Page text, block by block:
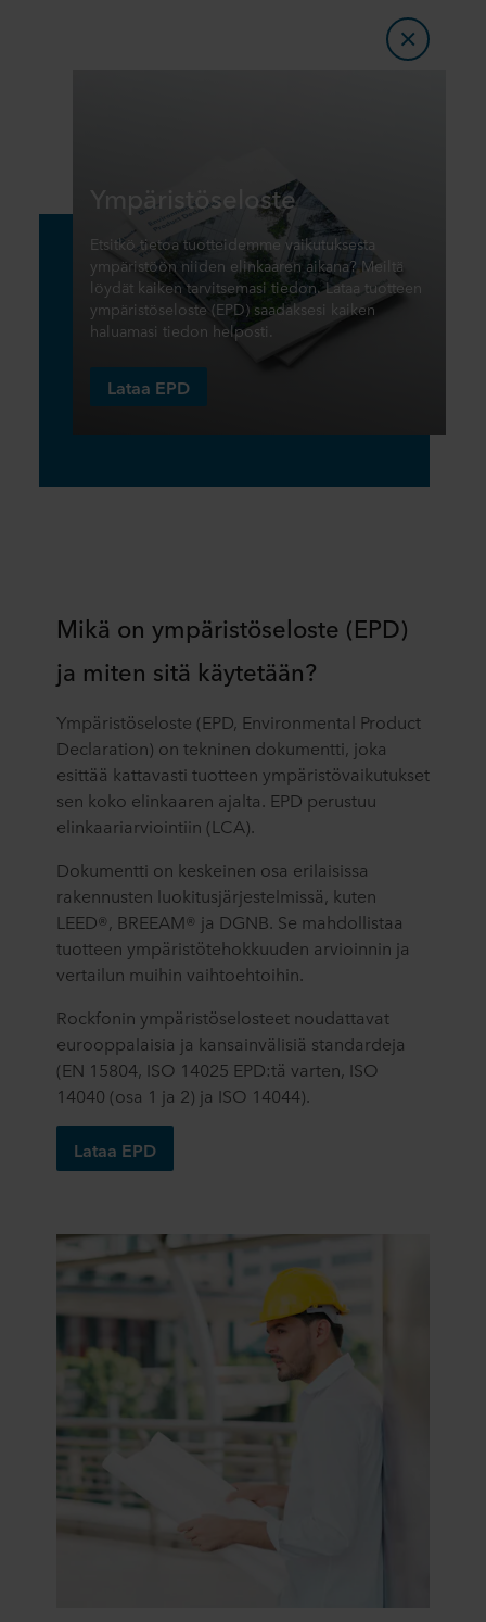
Ympäristöseloste
Etsitkö tietoa tuotteidemme vaikutuksesta
ympäristöön niiden elinkaaren aikana? Meiltä
löydät kaiken tarvitsemasi tiedon. Lataa tuotteen
ympäristöseloste (EPD) saadaksesi kaiken
haluamasi tiedon helposti.
Lataa EPD
Mikä on ympäristöseloste (EPD)
ja miten sitä käytetään?
Ympäristöseloste (EPD, Environmental Product
Declaration) on tekninen dokumentti, joka
esittää kattavasti tuotteen ympäristövaikutukset
sen koko elinkaaren ajalta. EPD perustuu
elinkaariarviointiin (LCA).
Dokumentti on keskeinen osa erilaisissa
rakennusten luokitusjärjestelmissä, kuten
LEED®, BREEAM® ja DGNB. Se mahdollistaa
tuotteen ympäristötehokkuuden arvioinnin ja
vertailun muihin vaihtoehtoihin.
Rockfonin ympäristöselosteet noudattavat
eurooppalaisia ja kansainvälisiä standardeja
(EN 15804, ISO 14025 EPD:tä varten, ISO
14040 (osa 1 ja 2) ja ISO 14044).
Lataa EPD